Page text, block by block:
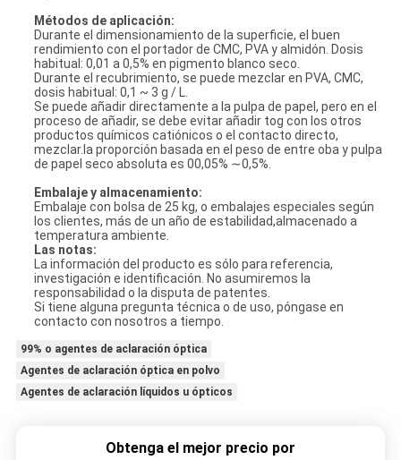
Métodos de aplicación:
Durante el dimensionamiento de la superficie, el buen
rendimiento con el portador de CMC, PVA y almidón. Dosis
habitual: 0,01 a 0,5% en pigmento blanco seco.
Durante el recubrimiento, se puede mezclar en PVA, CMC,
dosis habitual: 0,1 ~ 3 g / L.
Se puede añadir directamente a la pulpa de papel, pero en el
proceso de añadir, se debe evitar añadir tog con los otros
productos químicos catiónicos o el contacto directo,
mezclar.la proporción basada en el peso de entre oba y pulpa
de papel seco absoluta es 00,05% ∼0,5%.
Embalaje y almacenamiento:
Embalaje con bolsa de 25 kg, o embalajes especiales según
los clientes, más de un año de estabilidad,almacenado a
temperatura ambiente.
Las notas:
La información del producto es sólo para referencia,
investigación e identificación. No asumiremos la
responsabilidad o la disputa de patentes.
Si tiene alguna pregunta técnica o de uso, póngase en
contacto con nosotros a tiempo.
99% o agentes de aclaración óptica
Agentes de aclaración óptica en polvo
Agentes de aclaración líquidos u ópticos
Obtenga el mejor precio por